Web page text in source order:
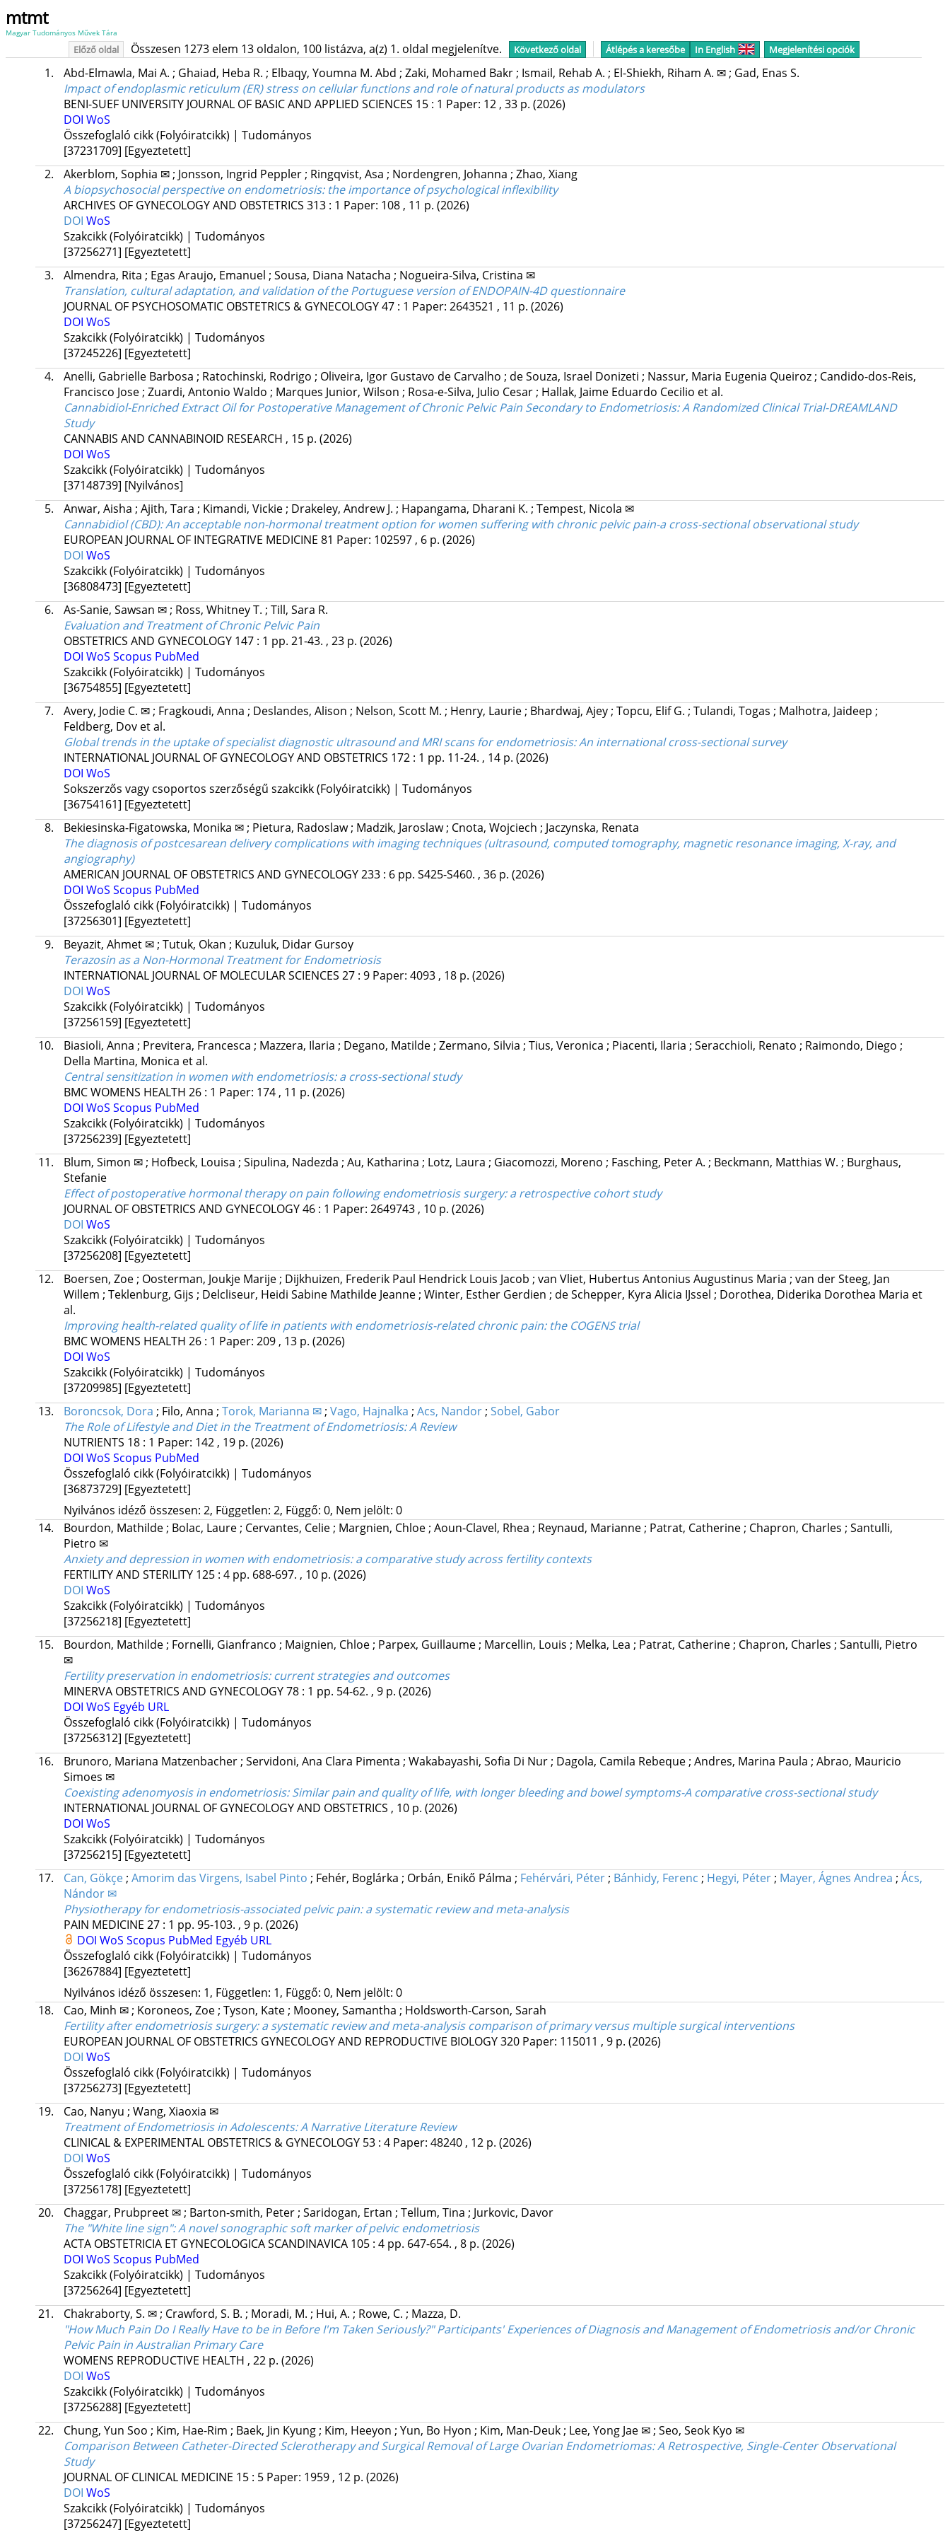
mtmt
Magyar Tudományos Művek Tára
Előző oldal Összesen 1273 elem 13 oldalon, 100 listázva, a(z) 1. oldal megjelenítve. Következő oldal Átlépés a keresőbe In English Megjelenítési opciók
1. Abd-Elmawla, Mai A. ; Ghaiad, Heba R. ; Elbaqy, Youmna M. Abd ; Zaki, Mohamed Bakr; Ismail, Rehab A. ; El-Shiekh, Riham A. ✉; Gad, Enas S.
Impact of endoplasmic reticulum (ER) stress on cellular functions and role of natural products as modulators
BENI-SUEF UNIVERSITY JOURNAL OF BASIC AND APPLIED SCIENCES 15: 1 Paper: 12 , 33 p. (2026)
DOI WoS
Összefoglaló cikk (Folyóiratcikk) | Tudományos
[37231709] [Egyeztetett]
2.
Akerblom, Sophia ✉; Jonsson, Ingrid Peppler; Ringqvist, Asa ; Nordengren, Johanna ; Zhao, Xiang
A biopsychosocial perspective on endometriosis: the importance of psychological inflexibility
ARCHIVES OF GYNECOLOGY AND OBSTETRICS 313: 1 Paper: 108 , 11 p. (2026)
DOI WoS
Szakcikk (Folyóiratcikk) | Tudományos
[37256271] [Egyeztetett]
3.
Almendra, Rita ; Egas Araujo, Emanuel ; Sousa, Diana Natacha ; Nogueira-Silva, Cristina ✉
Translation, cultural adaptation, and validation of the Portuguese version of ENDOPAIN-4D questionnaire
JOURNAL OF PSYCHOSOMATIC OBSTETRICS & GYNECOLOGY47: 1 Paper: 2643521 , 11 p. (2026)
DOI WoS
Szakcikk (Folyóiratcikk) | Tudományos
[37245226] [Egyeztetett]
4.
Anelli, Gabrielle Barbosa ; Ratochinski, Rodrigo ; Oliveira, Igor Gustavo de Carvalho ; de Souza, Israel Donizeti ; Nassur, Maria Eugenia Queiroz; Candido-dos-Reis,
Francisco Jose; Zuardi, Antonio Waldo ; Marques Junior, Wilson ; Rosa-e-Silva, Julio Cesar; Hallak, Jaime Eduardo Cecilio et al.
Cannabidiol-Enriched Extract Oil for Postoperative Management of Chronic Pelvic Pain Secondary to Endometriosis: A Randomized Clinical Trial-DREAMLAND
Study
CANNABIS AND CANNABINOID RESEARCH , 15 p. (2026)
DOI WoS
Szakcikk (Folyóiratcikk) | Tudományos
[37148739] [Nyilvános]
5.
Anwar, Aisha ; Ajith, Tara ; Kimandi, Vickie; Drakeley, Andrew J. ; Hapangama, Dharani K. ; Tempest, Nicola ✉
Cannabidiol (CBD): An acceptable non-hormonal treatment option for women suffering with chronic pelvic pain-a cross-sectional observational study
EUROPEAN JOURNAL OF INTEGRATIVE MEDICINE 81 Paper: 102597 , 6 p. (2026)
DOI WoS
Szakcikk (Folyóiratcikk) | Tudományos
[36808473] [Egyeztetett]
6.
As-Sanie, Sawsan ✉; Ross, Whitney T. ; Till, Sara R.
Evaluation and Treatment of Chronic Pelvic Pain
OBSTETRICS AND GYNECOLOGY 147: 1 pp. 21-43. , 23 p. (2026)
DOI WoS Scopus PubMed
Szakcikk (Folyóiratcikk) | Tudományos
[36754855] [Egyeztetett]
7.
Avery, Jodie C. ✉; Fragkoudi, Anna ; Deslandes, Alison ; Nelson, Scott M. ; Henry, Laurie; Bhardwaj, Ajey; Topcu, Elif G. ; Tulandi, Togas ; Malhotra, Jaideep ;
Feldberg, Dov et al.
Global trends in the uptake of specialist diagnostic ultrasound and MRI scans for endometriosis: An international cross-sectional survey
INTERNATIONAL JOURNAL OF GYNECOLOGY AND OBSTETRICS 172: 1 pp. 11-24. , 14 p. (2026)
DOI WoS
Sokszerzős vagy csoportos szerzőségű szakcikk (Folyóiratcikk) | Tudományos
[36754161] [Egyeztetett]
8.
Bekiesinska-Figatowska, Monika ✉; Pietura, Radoslaw; Madzik, Jaroslaw; Cnota, Wojciech ; Jaczynska, Renata
The diagnosis of postcesarean delivery complications with imaging techniques (ultrasound, computed tomography, magnetic resonance imaging, X-ray, and
angiography)
AMERICAN JOURNAL OF OBSTETRICS AND GYNECOLOGY233: 6 pp. S425-S460. , 36 p. (2026)
DOI WoS Scopus PubMed
Összefoglaló cikk (Folyóiratcikk) | Tudományos
[37256301] [Egyeztetett]
9.
Beyazit, Ahmet ✉; Tutuk, Okan ; Kuzuluk, Didar Gursoy
Terazosin as a Non-Hormonal Treatment for Endometriosis
INTERNATIONAL JOURNAL OF MOLECULAR SCIENCES 27: 9 Paper: 4093 , 18 p. (2026)
DOI WoS
Szakcikk (Folyóiratcikk) | Tudományos
[37256159] [Egyeztetett]
10.
Biasioli, Anna ; Previtera, Francesca ; Mazzera, Ilaria ; Degano, Matilde; Zermano, Silvia ; Tius, Veronica ; Piacenti, Ilaria ; Seracchioli, Renato ; Raimondo, Diego ;
Della Martina, Monica et al.
Central sensitization in women with endometriosis: a cross-sectional study
BMC WOMENS HEALTH 26: 1 Paper: 174 , 11 p. (2026)
DOI WoS Scopus PubMed
Szakcikk (Folyóiratcikk) | Tudományos
[37256239] [Egyeztetett]
11.
Blum, Simon ✉; Hofbeck, Louisa ; Sipulina, Nadezda ; Au, Katharina ; Lotz, Laura ; Giacomozzi, Moreno ; Fasching, Peter A. ; Beckmann, Matthias W. ; Burghaus,
Stefanie
Effect of postoperative hormonal therapy on pain following endometriosis surgery: a retrospective cohort study
JOURNAL OF OBSTETRICS AND GYNECOLOGY46: 1 Paper: 2649743 , 10 p. (2026)
DOI WoS
Szakcikk (Folyóiratcikk) | Tudományos
[37256208] [Egyeztetett]
12.
Boersen, Zoe; Oosterman, Joukje Marije; Dijkhuizen, Frederik Paul Hendrick Louis Jacob ; van Vliet, Hubertus Antonius Augustinus Maria ; van der Steeg, Jan
Willem ; Teklenburg, Gijs ; Delcliseur, Heidi Sabine Mathilde Jeanne; Winter, Esther Gerdien ; de Schepper, Kyra Alicia IJssel ; Dorothea, Diderika Dorothea Maria et
al.
Improving health-related quality of life in patients with endometriosis-related chronic pain: the COGENS trial
BMC WOMENS HEALTH 26: 1 Paper: 209 , 13 p. (2026)
DOI WoS
Szakcikk (Folyóiratcikk) | Tudományos
[37209985] [Egyeztetett]
13.
Boroncsok, Dora ; Filo, Anna ; Torok, Marianna ✉; Vago, Hajnalka ; Acs, Nandor; Sobel, Gabor
The Role of Lifestyle and Diet in the Treatment of Endometriosis: A Review
NUTRIENTS 18: 1 Paper: 142 , 19 p. (2026)
DOI WoS Scopus PubMed
Összefoglaló cikk (Folyóiratcikk) | Tudományos
[36873729] [Egyeztetett]
Nyilvános idéző összesen: 2, Független: 2, Függő: 0, Nem jelölt: 0
14.
Bourdon, Mathilde; Bolac, Laure; Cervantes, Celie; Margnien, Chloe; Aoun-Clavel, Rhea ; Reynaud, Marianne; Patrat, Catherine; Chapron, Charles ; Santulli,
Pietro ✉
Anxiety and depression in women with endometriosis: a comparative study across fertility contexts
FERTILITY AND STERILITY 125: 4 pp. 688-697. , 10 p. (2026)
DOI WoS
Szakcikk (Folyóiratcikk) | Tudományos
[37256218] [Egyeztetett]
15.
Bourdon, Mathilde; Fornelli, Gianfranco ; Maignien, Chloe; Parpex, Guillaume; Marcellin, Louis ; Melka, Lea ; Patrat, Catherine; Chapron, Charles ; Santulli, Pietro
✉
Fertility preservation in endometriosis: current strategies and outcomes
MINERVA OBSTETRICS AND GYNECOLOGY78: 1 pp. 54-62. , 9 p. (2026)
DOI WoS Egyéb URL
Összefoglaló cikk (Folyóiratcikk) | Tudományos
[37256312] [Egyeztetett]
16.
Brunoro, Mariana Matzenbacher; Servidoni, Ana Clara Pimenta ; Wakabayashi, Sofia Di Nur; Dagola, Camila Rebeque; Andres, Marina Paula ; Abrao, Mauricio
Simoes ✉
Coexisting adenomyosis in endometriosis: Similar pain and quality of life, with longer bleeding and bowel symptoms-A comparative cross-sectional study
INTERNATIONAL JOURNAL OF GYNECOLOGY AND OBSTETRICS , 10 p. (2026)
DOI WoS
Szakcikk (Folyóiratcikk) | Tudományos
[37256215] [Egyeztetett]
17.
Can, Gökçe; Amorim das Virgens, Isabel Pinto ; Fehér, Boglárka ; Orbán, Enikő Pálma ; Fehérvári, Péter; Bánhidy, Ferenc ; Hegyi, Péter; Mayer, Ágnes Andrea ; Ács,
Nándor ✉
Physiotherapy for endometriosis-associated pelvic pain: a systematic review and meta-analysis
PAIN MEDICINE 27: 1 pp. 95-103. , 9 p. (2026)
DOI WoS Scopus PubMed Egyéb URL
Összefoglaló cikk (Folyóiratcikk) | Tudományos
[36267884] [Egyeztetett]
Nyilvános idéző összesen: 1, Független: 1, Függő: 0, Nem jelölt: 0
18.
Cao, Minh ✉; Koroneos, Zoe; Tyson, Kate; Mooney, Samantha ; Holdsworth-Carson, Sarah
Fertility after endometriosis surgery: a systematic review and meta-analysis comparison of primary versus multiple surgical interventions
EUROPEAN JOURNAL OF OBSTETRICS GYNECOLOGY AND REPRODUCTIVE BIOLOGY320 Paper: 115011 , 9 p. (2026)
DOI WoS
Összefoglaló cikk (Folyóiratcikk) | Tudományos
[37256273] [Egyeztetett]
19.
Cao, Nanyu ; Wang, Xiaoxia ✉
Treatment of Endometriosis in Adolescents: A Narrative Literature Review
CLINICAL & EXPERIMENTAL OBSTETRICS & GYNECOLOGY 53: 4 Paper: 48240 , 12 p. (2026)
DOI WoS
Összefoglaló cikk (Folyóiratcikk) | Tudományos
[37256178] [Egyeztetett]
20.
Chaggar, Prubpreet ✉; Barton-smith, Peter; Saridogan, Ertan ; Tellum, Tina ; Jurkovic, Davor
The "White line sign": A novel sonographic soft marker of pelvic endometriosis
ACTA OBSTETRICIA ET GYNECOLOGICA SCANDINAVICA 105: 4 pp. 647-654. , 8 p. (2026)
DOI WoS Scopus PubMed
Szakcikk (Folyóiratcikk) | Tudományos
[37256264] [Egyeztetett]
21.
Chakraborty, S. ✉; Crawford, S. B. ; Moradi, M. ; Hui, A. ; Rowe, C. ; Mazza, D.
"How Much Pain Do I Really Have to be in Before I'm Taken Seriously?" Participants' Experiences of Diagnosis and Management of Endometriosis and/or Chronic
Pelvic Pain in Australian Primary Care
WOMENS REPRODUCTIVE HEALTH , 22 p. (2026)
DOI WoS
Szakcikk (Folyóiratcikk) | Tudományos
[37256288] [Egyeztetett]
22.
Chung, Yun Soo ; Kim, Hae-Rim ; Baek, Jin Kyung; Kim, Heeyon ; Yun, Bo Hyon ; Kim, Man-Deuk; Lee, Yong Jae ✉; Seo, Seok Kyo ✉
Comparison Between Catheter-Directed Sclerotherapy and Surgical Removal of Large Ovarian Endometriomas: A Retrospective, Single-Center Observational
Study
JOURNAL OF CLINICAL MEDICINE 15: 5 Paper: 1959 , 12 p. (2026)
DOI WoS
Szakcikk (Folyóiratcikk) | Tudományos
[37256247] [Egyeztetett]